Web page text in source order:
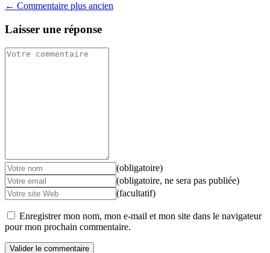
← Commentaire plus ancien
Laisser une réponse
(obligatoire)
(obligatoire, ne sera pas publiée)
(facultatif)
Enregistrer mon nom, mon e-mail et mon site dans le navigateur
pour mon prochain commentaire.